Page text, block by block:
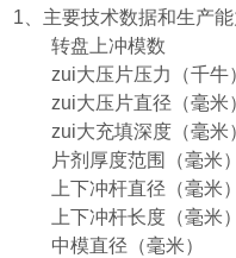
1 、主要技术数据和生产能
转盘上冲模数
zui大压片压力
（千牛
zui大压片直径 （毫米
zui大充填深度 （毫米
片剂厚度范围
（毫米
上下冲杆直径 （毫米
上下冲杆长度 （毫米
中模直径 （毫米